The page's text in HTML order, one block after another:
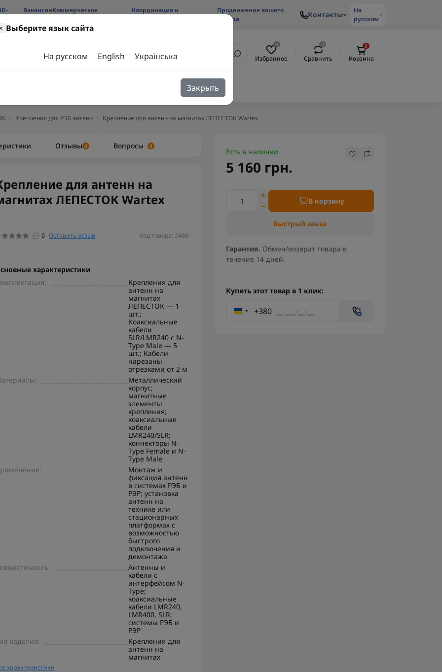
ВакансииКоммерческое
Координация и
Продвижение вашего
бренда
Контакты
На
русском
0
Избранное
0
Сравнить
0
Корзина
Крепления для РЭБ антенн Крепление для антенн на магнитах ЛЕПЕСТОК Wartex
Выберите язык сайта
На русском English Українська
Закрыть
Отзывы 0 Вопросы 0
для антенн на
ЛЕПЕСТОК Wartex
0 Оставить отзыв Код товара: 2460-
Есть в наличии
5 160 грн.
В корзину
Быстрый заказ
Гарантия. Обмен/возврат товара в
течение 14 дней.
Купить этот товар в 1 клик:
+380
характеристики
Крепления для
антенн на
магнитах
ЛЕПЕСТОК — 1
шт.;
Коаксиальные
кабели
SLR/LMR240 с N-
Type Male — 5
шт.; Кабели
нарезаны
отрезками от 2 м
Металлический
корпус;
магнитные
элементы
крепления;
коаксиальные
кабели
LMR240/SLR;
коннекторы N-
Type Female и N-
Type Male
Монтаж и
фиксация антенн
в системах РЭБ и
РЭР; установка
антенн на
технике или
стационарных
платформах с
возможностью
быстрого
подключения и
демонтажа
Антенны и
кабели с
интерфейсом N-
Type;
коаксиальные
кабели LMR240,
LMR400, SLR;
системы РЭБ и
РЭР
изделия:
Крепления для
антенн на
магнитах
характеристики